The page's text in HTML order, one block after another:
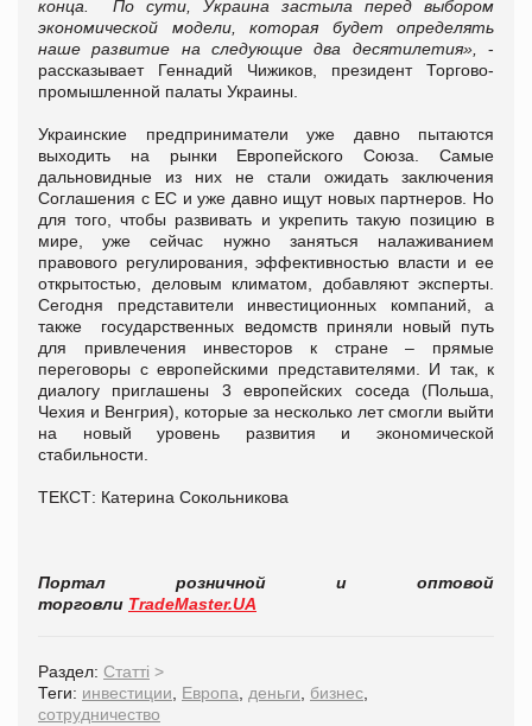
конца. По сути, Украина застыла перед выбором
экономической модели, которая будет определять
наше развитие на следующие два десятилетия», -
рассказывает Геннадий Чижиков, президент Торгово-
промышленной палаты Украины.
Украинские предприниматели уже давно пытаются
выходить на рынки Европейского Союза. Самые
дальновидные из них не стали ожидать заключения
Соглашения с ЕС и уже давно ищут новых партнеров. Но
для того, чтобы развивать и укрепить такую позицию в
мире, уже сейчас нужно заняться налаживанием
правового регулирования, эффективностью власти и ее
открытостью, деловым климатом, добавляют эксперты.
Сегодня представители инвестиционных компаний, а
также государственных ведомств приняли новый путь
для привлечения инвесторов к стране – прямые
переговоры с европейскими представителями. И так, к
диалогу приглашены 3 европейских соседа (Польша,
Чехия и Венгрия), которые за несколько лет смогли выйти
на новый уровень развития и экономической
стабильности.
ТЕКСТ: Катерина Сокольникова
Портал розничной и оптовой
торговли TradeMaster.UA
Раздел: Статті >
Теги: инвестиции, Европа, деньги, бизнес,
сотрудничество